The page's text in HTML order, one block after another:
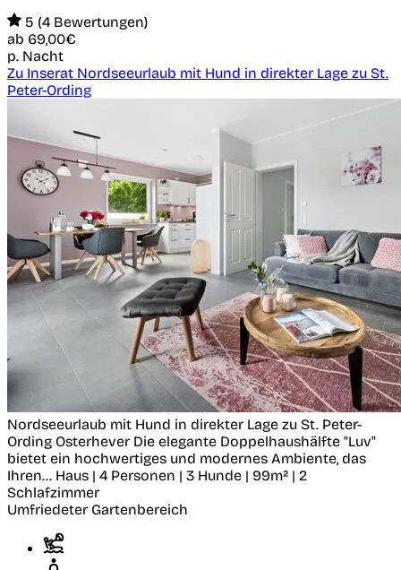
5 (4 Bewertungen)
ab 69,00€
p. Nacht
Zu Inserat Nordseeurlaub mit Hund in direkter Lage zu St.
Peter-Ording
Nordseeurlaub mit Hund in direkter Lage zu St. Peter-
Ording Osterhever Die elegante Doppelhaushälfte "Luv"
bietet ein hochwertiges und modernes Ambiente, das
Ihren... Haus | 4 Personen | 3 Hunde | 99m² | 2
Schlafzimmer
Umfriedeter Gartenbereich